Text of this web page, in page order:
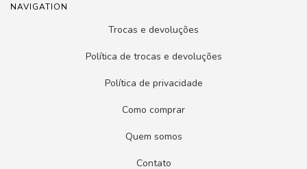
NAVIGATION
Trocas e devoluções
Política de trocas e devoluções
Política de privacidade
Como comprar
Quem somos
Contato